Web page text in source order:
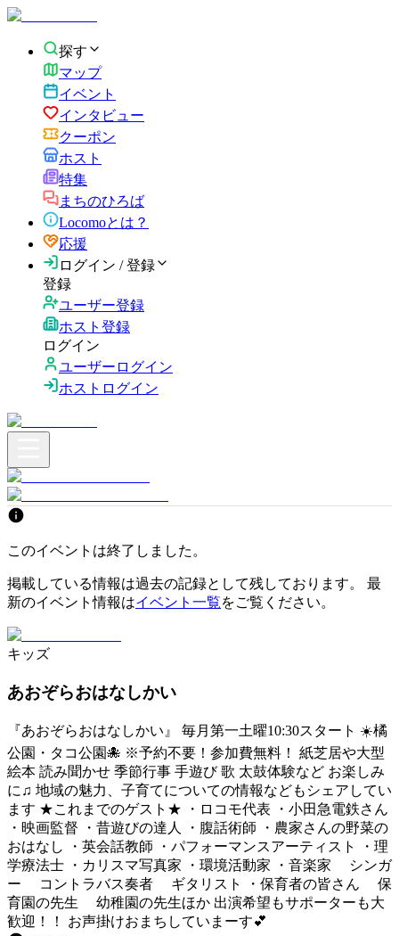
探す
マップ
イベント
インタビュー
クーポン
ホスト
特集
まちのひろば
Locomoとは？
応援
ログイン / 登録
登録
ユーザー登録
ホスト登録
ログイン
ユーザーログイン
ホストログイン
このイベントは終了しました。
掲載している情報は過去の記録として残しております。 最
新のイベント情報はイベント一覧をご覧ください。
キッズ
あおぞらおはなしかい
『あおぞらおはなしかい』 毎月第一土曜10:30スタート ☀️橘
公園・タコ公園🐙 ※予約不要！参加費無料！ 紙芝居や大型
絵本 読み聞かせ 季節行事 手遊び 歌 太鼓体験など お楽しみ
に♫ 地域の魅力、子育てについての情報などもシェアしてい
ます ★これまでのゲスト★ ・ロコモ代表 ・小田急電鉄さん
・映画監督 ・昔遊びの達人 ・腹話術師 ・農家さんの野菜の
おはなし ・英会話教師 ・パフォーマンスアーティスト ・理
学療法士 ・カリスマ写真家 ・環境活動家 ・音楽家 シンガ
ー コントラバス奏者 ギタリスト ・保育者の皆さん 保
育園の先生 幼稚園の先生ほか 出演希望もサポーターも大
歓迎！！ お声掛けおまちしていまーす💕